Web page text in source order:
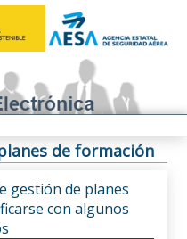
de formación
gestión de planes
con algunos